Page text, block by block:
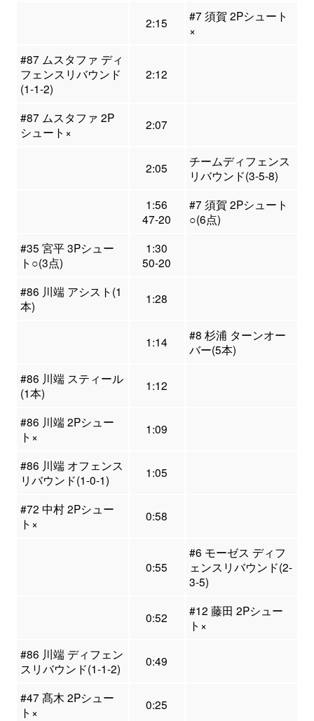
2:15
#7 須賀 2Pシュート
×
#87 ムスタファ ディ
フェンスリバウンド
(1-1-2)
2:12
#87 ムスタファ 2P
シュート×
2:07
2:05
チームディフェンス
リバウンド(3-5-8)
1:56
47-20
#7 須賀 2Pシュート
○(6点)
#35 宮平 3Pシュー
ト○(3点)
1:30
50-20
#86 川端 アシスト(1
本)
1:28
1:14
#8 杉浦 ターンオー
バー(5本)
#86 川端 スティール
(1本)
1:12
#86 川端 2Pシュー
ト×
1:09
#86 川端 オフェンス
リバウンド(1-0-1)
1:05
#72 中村 2Pシュー
ト×
0:58
0:55
#6 モーゼス ディフ
ェンスリバウンド(2-
3-5)
0:52
#12 藤田 2Pシュー
ト×
#86 川端 ディフェン
スリバウンド(1-1-2)
0:49
#47 髙木 2Pシュー
ト×
0:25